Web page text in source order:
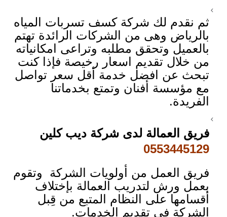
ثم نقدم لك شركة كسف تسربات المياه
بالرياض وهى من الشركات الرائدة تهتم
بالعميل وتحقق مطلبه وتراعى امكانياته
من خلال تقديم اسعار رخيصة فإذا كنت
تبحث عن افضل خدمة أقل سعر تواصل
مع مؤسسة أفنان وتمتع بخدماتنا
الفريدة.
فريق العمالة لدى شركة ديب كلين
0553445129
فريق العمل من أولويات الشركة وتقوم
بعمل ورش لتدريب العمالة بإختلاف
أقسامها على النظام المتبع من قِبل
الشركة فى تقديم الخدمات.